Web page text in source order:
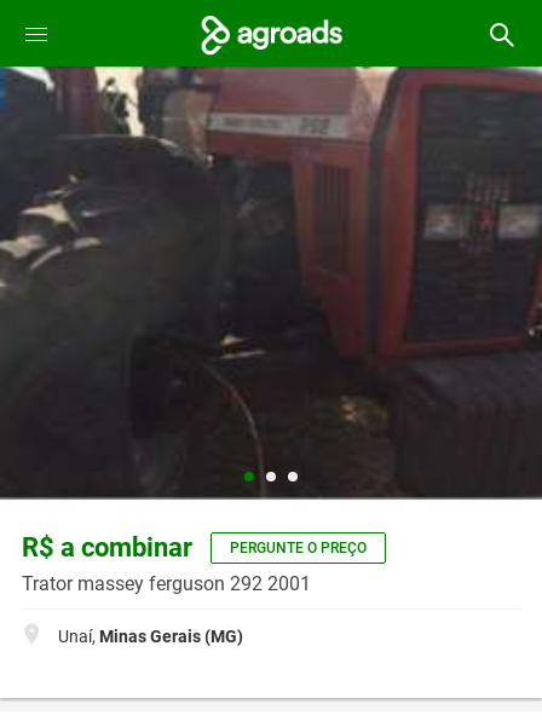
R$ a combinar PERGUNTE O PREÇO
Trator massey ferguson 292 2001
Unaí, Minas Gerais (MG)